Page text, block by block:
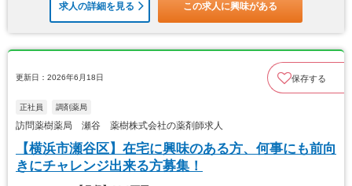
求人の詳細を見る この求人に興味がある
更新日：2026年6月18日 保存する
正社員 調剤薬局
訪問薬樹薬局 瀬谷 薬樹株式会社の薬剤師求人
【横浜市瀬谷区】在宅に興味のある方、何事にも前向
きにチャレンジ出来る方募集！